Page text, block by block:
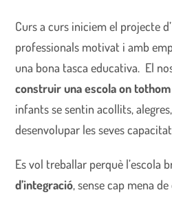
Curs a curs iniciem el projecte
professionals motivat i amb
una bona tasca educativa. El
construir una escola on
infants se sentin acollits,
desenvolupar les seves
Es vol treballar perquè l’escola
d’integració, sense cap mena